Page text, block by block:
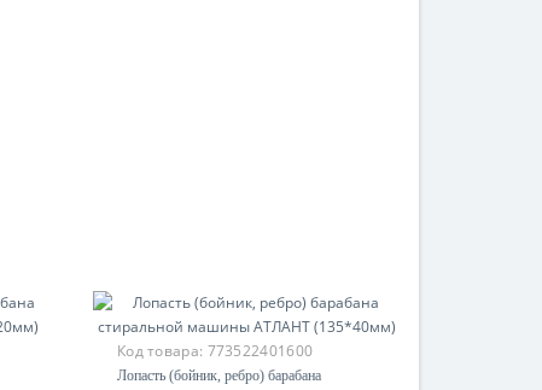
Код товара: 773522401600
Лопасть (бойник, ребро) барабана